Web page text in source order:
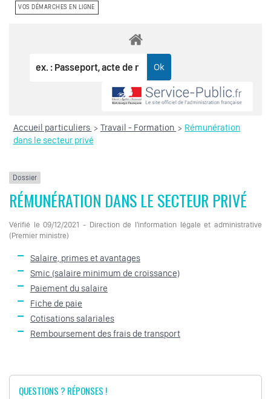
VOS DÉMARCHES EN LIGNE
Accueil particuliers > Travail - Formation > Rémunération
dans le secteur privé
Dossier
RÉMUNÉRATION DANS LE SECTEUR PRIVÉ
Vérifié le 09/12/2021 - Direction de l'information légale et administrative
(Premier ministre)
Salaire, primes et avantages
Smic (salaire minimum de croissance)
Paiement du salaire
Fiche de paie
Cotisations salariales
Remboursement des frais de transport
QUESTIONS ? RÉPONSES !